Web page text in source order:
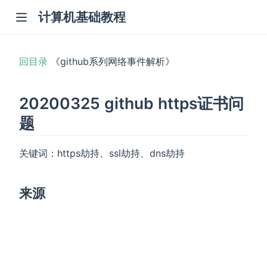
计算机基础教程
回目录 《github系列网络事件解析》
20200325 github https证书问
题
关键词：https劫持、ssl劫持、dns劫持
来源